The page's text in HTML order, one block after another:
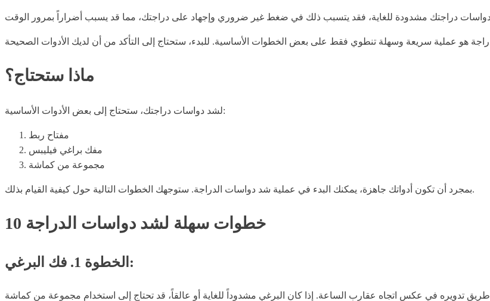
ماذا ستحتاج؟
لشد دواسات دراجتك، ستحتاج إلى بعض الأدوات الأساسية:
مفتاح ربط
مفك براغي فيليبس
مجموعة من كماشة
بمجرد أن تكون أدواتك جاهزة، يمكنك البدء في عملية شد دواسات الدراجة. ستوجهك الخطوات التالية حول كيفية القيام بذلك.
10 خطوات سهلة لشد دواسات الدراجة
الخطوة 1. فك البرغي:
تدويره في عكس اتجاه عقارب الساعة. إذا كان البرغي مشدوداً للغاية أو عالقاً، قد تحتاج إلى استخدام مجموعة من كماشة